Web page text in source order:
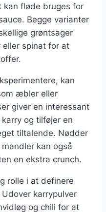
kan fløde bruges for
Begge varianter
grøntsager
eller spinat for at
kan
æbler eller
giver en interessant
og tilføjer en
tiltalende. Nødder
kan også
en ekstra crunch.
rolle i at definere
karrypulver
og chili for at